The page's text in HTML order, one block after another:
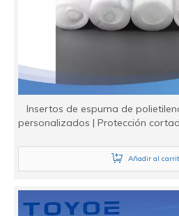
Insertos de espuma de
personalizados | Protección
Añadir al